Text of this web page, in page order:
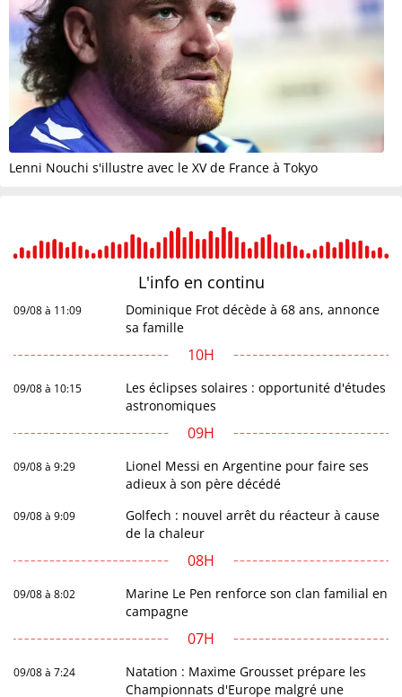
Lenni Nouchi s'illustre avec le XV de France à Tokyo
L'info en continu
09/08 à 11:09
Dominique Frot décède à 68 ans, annonce
sa famille
10H
09/08 à 10:15
Les éclipses solaires : opportunité d'études
astronomiques
09H
09/08 à 9:29
Lionel Messi en Argentine pour faire ses
adieux à son père décédé
09/08 à 9:09
Golfech : nouvel arrêt du réacteur à cause
de la chaleur
08H
09/08 à 8:02
Marine Le Pen renforce son clan familial en
campagne
07H
09/08 à 7:24
Natation : Maxime Grousset prépare les
Championnats d'Europe malgré une